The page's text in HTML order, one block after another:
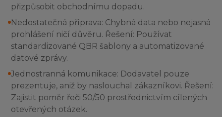
přizpůsobit obchodnímu dopadu.
Nedostatečná příprava: Chybná data nebo nejasná
prohlášení ničí důvěru. Řešení: Používat
standardizované QBR šablony a automatizované
datové zprávy.
Jednostranná komunikace: Dodavatel pouze
prezentuje, aniž by naslouchal zákazníkovi. Řešení:
Zajistit poměr řeči 50/50 prostřednictvím cílených
otevřených otázek.